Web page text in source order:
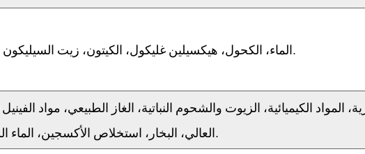
الماء، الكحول، هيكسيلين غليكول، الكيتون، زيت السيليكون والشحوم، حمض ضعيف، الخ.
المواد الكيميائية، الزيوت والشحوم النباتية، الغاز الطبيعي، مواد
العالي، البخار، استخلاص الأكسجين، الماء الساخن، الحمض المخفف، إلخ.